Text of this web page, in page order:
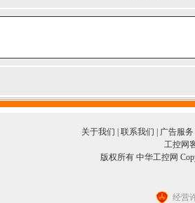
关于我们 联系我们 广告服务
工控网
版权所有 中华工控网
经营